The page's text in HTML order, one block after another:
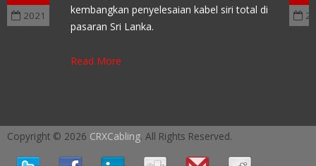
2021
kembangkan penyelesaian kabel siri total di
pasaran Sri Lanka.
Read More
Copyright © 2026 CRXCabling. All Rights Reserved.